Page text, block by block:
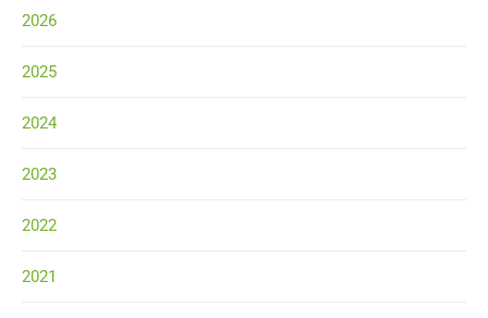
2026
2025
2024
2023
2022
2021